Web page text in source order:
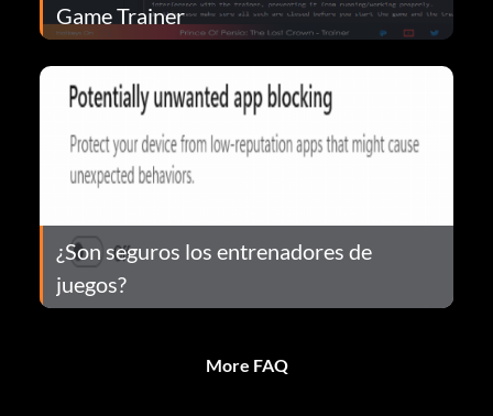
Game Trainer
¿Son seguros los entrenadores de
juegos?
More FAQ